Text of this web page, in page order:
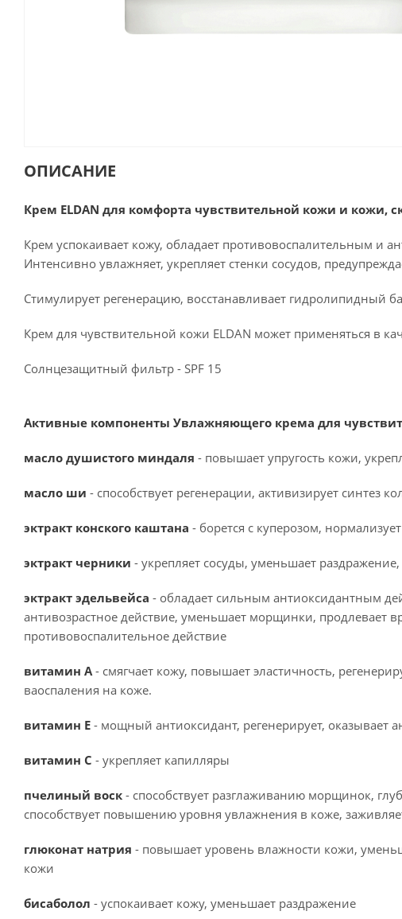
ОПИСАНИЕ
Крем ELDAN для комфорта чувствительной кожи и кожи,
Крем успокаивает кожу, обладает противовоспалительным и
Интенсивно увлажняет, укрепляет стенки сосудов,
Стимулирует регенерацию, восстанавливает гидролипидный
Крем для чувствительной кожи ELDAN может применяться в
Солнцезащитный фильтр - SPF 15
Активные компоненты Увлажняющего крема для
масло душистого миндаля - повышает упругость кожи,
масло ши - способствует регенерации, активизирует синтез
эктракт конского каштана - борется с куперозом,
эктракт черники - укрепляет сосуды, уменьшает
эктракт эдельвейса - обладает сильным антиоксидантным
антивозрастное действие, уменьшает морщинки, продлевает
противовоспалительное действие
витамин А- смягчает кожу, повышает эластичность,
ваоспаления на коже.
витамин Е - мощный антиоксидант, регенерирует, оказывает
витамин С - укрепляет капилляры
пчелиный воск - способствует разглаживанию морщинок,
способствует повышению уровня увлажнения в коже,
глюконат натрия - повышает уровень влажности кожи,
кожи
бисаболол - успокаивает кожу, уменьшает раздражение